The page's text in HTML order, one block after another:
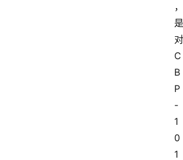
，
是
对
C
B
P
-
1
0
1